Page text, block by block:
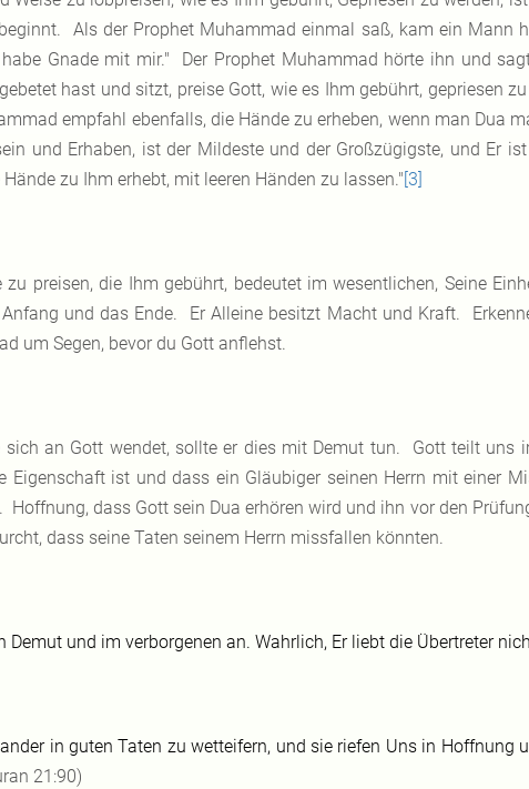
Als der Prophet Muhammad einmal saß, kam ein Mann
Gnade mit mir." Der Prophet Muhammad hörte ihn und
hast und sitzt, preise Gott, wie es Ihm gebührt, gepriesen
empfahl ebenfalls, die Hände zu erheben, wenn man Dua
und Erhaben, ist der Mildeste und der Großzügigste, und Er
Hände zu Ihm erhebt, mit leeren Händen zu lassen."[3]
zu preisen, die Ihm gebührt, bedeutet im wesentlichen, Seine
Anfang und das Ende. Er Alleine besitzt Macht und Kraft.
um Segen, bevor du Gott anflehst.
sich an Gott wendet, sollte er dies mit Demut tun. Gott teilt uns
Eigenschaft ist und dass ein Gläubiger seinen Herrn mit einer
Hoffnung, dass Gott sein Dua erhören wird und ihn vor den
dass seine Taten seinem Herrn missfallen könnten.
Demut und im verborgenen an. Wahrlich, Er liebt die Übertreter
in guten Taten zu wetteifern, und sie riefen Uns in Hoffnung
21:90)